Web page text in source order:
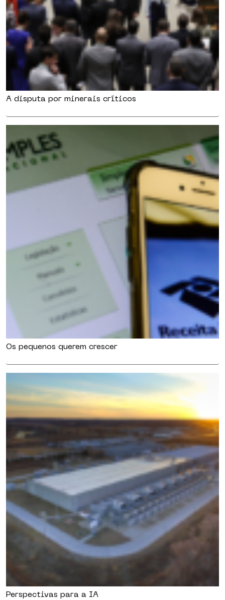
A disputa por minerais críticos
Os pequenos querem crescer
Perspectivas para a IA